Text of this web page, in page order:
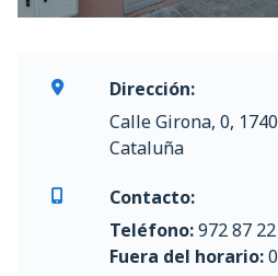
Dirección:
Calle Girona, 0,
Cataluña
Contacto:
Teléfono:972 87
Fuera del horario: